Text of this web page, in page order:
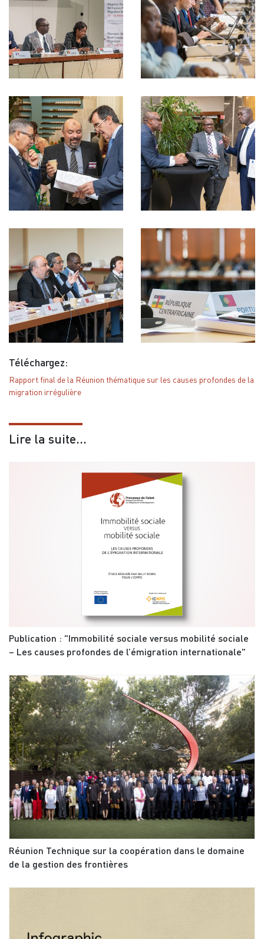
Téléchargez:
Rapport final de la Réunion thématique sur les causes profondes de la
migration irrégulière
Lire la suite...
Publication : "Immobilité sociale versus mobilité sociale
– Les causes profondes de l’émigration internationale"
Réunion Technique sur la coopération dans le domaine
de la gestion des frontières